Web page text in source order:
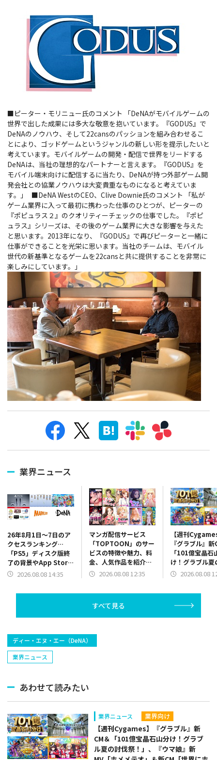
■ピーター・モリニュー氏のコメント 「DeNAがモバイルゲームの
世界で出した成果には多大な敬意を抱いています。『GODUS』で
DeNAのノウハウ、そして22cansのパッションを組み合わせるこ
とにより、ゴッドゲームというジャンルの新しい形を提示したいと
考えています。モバイルゲームの開発・配信で世界をリードする
DeNAは、当社の理想的なパートナーと言えます。『GODUS』を
モバイル端末向けに配信するに当たり、DeNAが持つ外部ゲーム開
発会社との協業ノウハウは大変貴重なものになると考えていま
す。」 ■DeNA WestのCEO、Clive Downie氏のコメント 「私が
ゲーム業界に入って最初に携わった仕事のひとつが、ピーターの
『ポピュラス２』のクオリティーチェックの仕事でした。『ポピ
ュラス』シリーズは、その後のゲーム業界に大きな影響を与えた
と思います。2013年になり、『GODUS』で再びピーターと一緒に
仕事ができることを光栄に思います。当社のチームは、モバイル
世代の新基準となるゲームを22cansと共に提供することを非常に
楽しみにしています。」
業界ニュース
26年8月1日～7日のア
クセスランキング…
「PS5」ディスク版終
了の背景やApp Store
振り返り、決算関係が
2026.08.08 14:35
マンガ配信サービス
「TOPTOON」のサー
ビスの特徴や魅力、料
金、人気作品を紹介
ランキングも毎週更新
2026.08.08 12:35
【週刊
『グラブル』
「101億宝晶石
け！グラブル夏
祭！」、『ウマ
など（26年8月
日）
2026.08.08
すべて見る
ディー・エヌ・エー（DeNA）
業界ニュース
あわせて読みたい
業界ニュース 業界向け
【週刊Cygames】『グラブル』新
CM＆「101億宝晶石山分け！グラブ
ル夏の討伐祭！」、『ウマ娘』新